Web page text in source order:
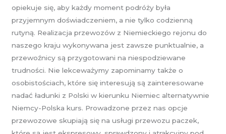
opiekuje się, aby każdy moment podróży była
przyjemnym doświadczeniem, a nie tylko codzienną
rutyną. Realizacja przewozów z Niemieckiego rejonu do
naszego kraju wykonywana jest zawsze punktualnie, a
przewoźnicy są przygotowani na niespodziewane
trudności. Nie lekceważymy zapominamy także o
osobistościach, które się interesują są zainteresowane
nadać ładunki z Polski w kierunku Niemiec alternatywnie
Niemcy-Polska kurs. Prowadzone przez nas opcje
przewozowe skupiają się na usługi przewozu paczek,